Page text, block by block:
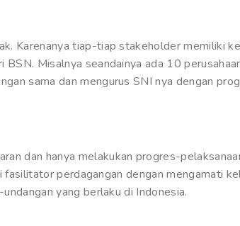
Karenanya tiap-tiap stakeholder memiliki
Misalnya seandainya ada 10
sama dan mengurus SNI nya dengan
dan hanya melakukan progres-
perdagangan dengan mengamati
yang berlaku di Indonesia.